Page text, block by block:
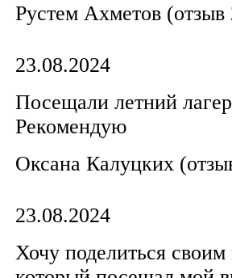
Рустем Ахметов​ (отзыв
23.08.2024
Посещали летний
Рекомендую
Оксана Калуцких​
23.08.2024
Хочу поделиться своим